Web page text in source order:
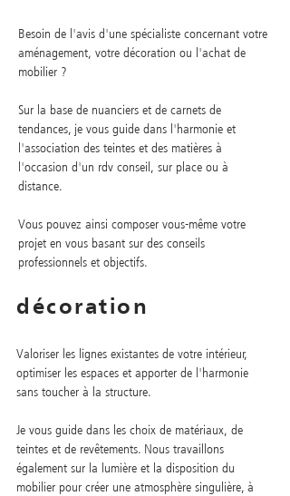
Besoin de l'avis d'une spécialiste concernant votre
aménagement, votre décoration ou l'achat de
mobilier ?
Sur la base de nuanciers et de carnets de
tendances, je vous guide dans l'harmonie et
l'association des teintes et des matières à
l'occasion d'un rdv conseil, sur place ou à
distance.
Vous pouvez ainsi composer vous-même votre
projet en vous basant sur des conseils
professionnels et objectifs.
décoration
Valoriser les lignes existantes de votre intérieur,
optimiser les espaces et apporter de l'harmonie
sans toucher à la structure.
Je vous guide dans les choix de matériaux, de
teintes et de revêtements. Nous travaillons
également sur la lumière et la disposition du
mobilier pour créer une atmosphère singulière, à